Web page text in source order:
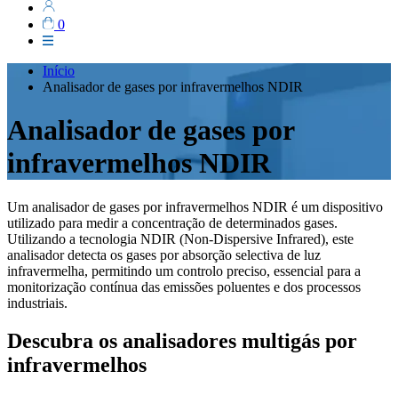
0
Início
Analisador de gases por infravermelhos NDIR
Analisador de gases por
infravermelhos NDIR
Um analisador de gases por infravermelhos NDIR é um dispositivo
utilizado para medir a concentração de determinados gases.
Utilizando a tecnologia NDIR (Non-Dispersive Infrared), este
analisador detecta os gases por absorção selectiva de luz
infravermelha, permitindo um controlo preciso, essencial para a
monitorização contínua das emissões poluentes e dos processos
industriais.
Descubra os analisadores multigás por
infravermelhos